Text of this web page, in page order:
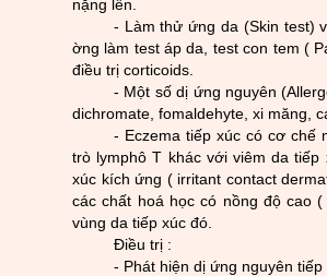
nặng lên.
- Làm thử ứng da (Skin test)
ờng làm test áp da, test con tem (
điều trị corticoids.
- Một số dị ứng nguyên
dichromate, fomaldehyte, xi măng,
- Eczema tiếp xúc có cơ chế
trò lymphô T khác với viêm da
xúc kích ứng ( irritant contact
các chất hoá học có nồng độ cao (
vùng da tiếp xúc đó.
Điều trị :
- Phát hiện dị ứng nguyên